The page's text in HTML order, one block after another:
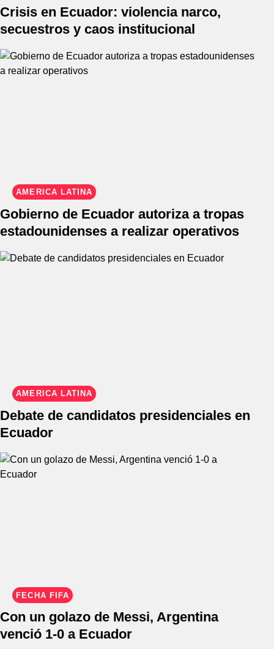
Crisis en Ecuador: violencia narco,
secuestros y caos institucional
AMÉRICA LATINA
Gobierno de Ecuador autoriza a tropas
estadounidenses a realizar operativos
AMÉRICA LATINA
Debate de candidatos presidenciales en
Ecuador
FECHA FIFA
Con un golazo de Messi, Argentina
venció 1-0 a Ecuador